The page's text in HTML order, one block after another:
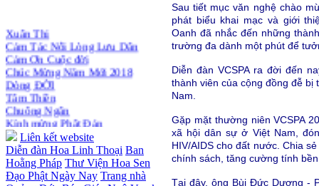
tại xã Cư Yang
khai giảng Thiền dành cho Người
bận rộn
Cảm Tác Nỗi Lòng Lưu Dân
Cảm Ơn Cuộc đời
Chúc Mừng Năm Mới 2018
Dòng ĐỜI
Tâm Thiền
Chuông Ngân
Kính mừng Phật Đản
Anh không chết đâu em
Kiếp này
Liên kết website
Diễn đàn Hoa Linh Thoại Ban
Hoằng Pháp Thư Viện Hoa Sen
Đạo Phật Ngày Nay Trang nhà
Sau tiết mục văn nghệ chào
phát biểu khai mạc và giới
Oanh đã nhắc đến những
trường đa dành một phút để
Diễn đàn VCSPA ra đời đến
thành viên của cộng đồng đễ
Nam.
Gặp mặt thường niên VCSPA
xã hội dân sự ở Việt Nam,
HIV/AIDS cho đất nước. Chia
chính sách, tăng cường tính
Tại đây, ông Bùi Đức Dương -